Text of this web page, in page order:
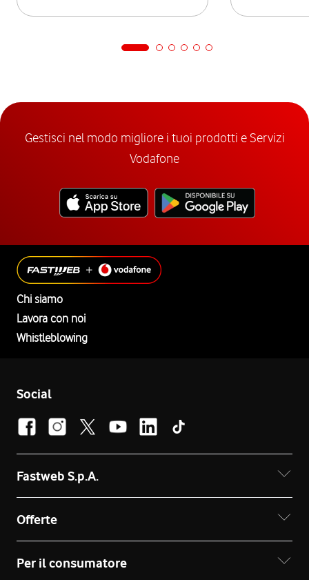
Gestisci nel modo migliore i tuoi prodotti e Servizi
Vodafone
Chi siamo
Lavora con noi
Whistleblowing
Social
Fastweb S.p.A.
Offerte
Per il consumatore